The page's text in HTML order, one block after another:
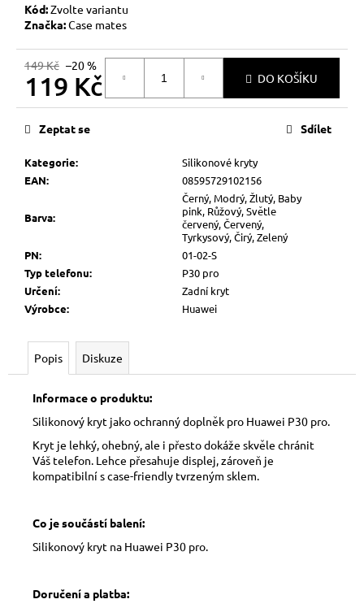
Kód:Zvolte variantu
Značka:Case mates
149 Kč –20 %
119 Kč
Měrná
DO KOŠÍKU
Kategorie:
Silikonové kryty
EAN: 08595729102156
Barva:
Černý, Modrý, Žlutý, Baby
pink, Růžový, Světle
červený, Červený,
Tyrkysový, Čirý, Zelený
PN:
01-02-S
Typ telefonu:
P30 pro
Určení:
Zadní kryt
Výrobce: Huawei
Zeptat se Sdílet
Popis Diskuze
Informace o produktu:
Silikonový kryt jako ochranný doplněk pro Huawei P30 pro.
Kryt je lehký, ohebný, ale i přesto dokáže skvěle chránit
Váš telefon. Lehce přesahuje displej, zároveň je
kompatibilní s case-friendly tvrzeným sklem.
Co je součástí balení:
Silikonový kryt na Huawei P30 pro.
Doručení a platba: